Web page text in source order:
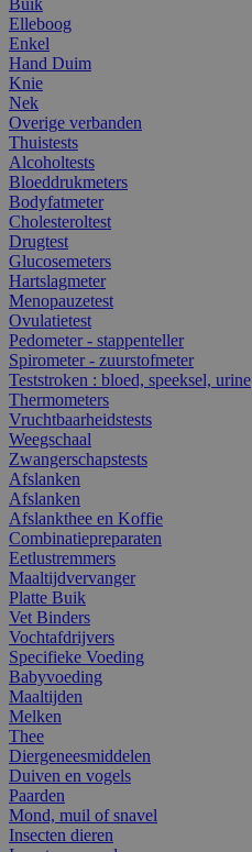
Elleboog
Enkel
Hand Duim
Knie
Nek
Overige verbanden
Thuistests
Alcoholtests
Bloeddrukmeters
Bodyfatmeter
Cholesteroltest
Drugtest
Glucosemeters
Hartslagmeter
Menopauzetest
Ovulatietest
Pedometer - stappenteller
Spirometer - zuurstofmeter
Teststroken : bloed, speeksel, urine
Thermometers
Vruchtbaarheidstests
Weegschaal
Zwangerschapstests
Afslanken
Afslanken
Afslankthee en Koffie
Combinatiepreparaten
Eetlustremmers
Maaltijdvervanger
Platte Buik
Vet Binders
Vochtafdrijvers
Specifieke Voeding
Babyvoeding
Maaltijden
Melken
Thee
Diergeneesmiddelen
Duiven en vogels
Paarden
Mond, muil of snavel
Insecten dieren